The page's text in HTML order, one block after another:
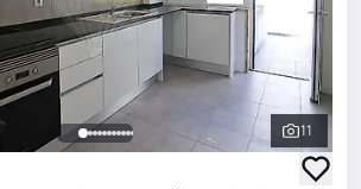
Ver
11